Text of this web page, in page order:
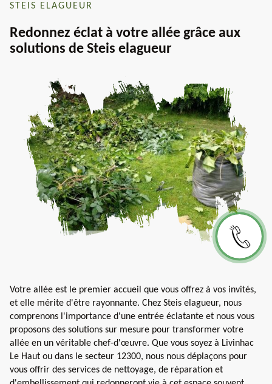
STEIS ELAGUEUR
Redonnez éclat à votre allée grâce aux
solutions de Steis elagueur
Votre allée est le premier accueil que vous offrez à vos invités,
et elle mérite d'être rayonnante. Chez Steis elagueur, nous
comprenons l'importance d'une entrée éclatante et nous vous
proposons des solutions sur mesure pour transformer votre
allée en un véritable chef-d'œuvre. Que vous soyez à Livinhac
Le Haut ou dans le secteur 12300, nous nous déplaçons pour
vous offrir des services de nettoyage, de réparation et